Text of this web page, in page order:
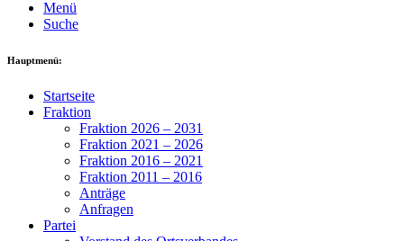
Menü
Suche
Hauptmenü:
Startseite
Fraktion
Fraktion 2026 – 2031
Fraktion 2021 – 2026
Fraktion 2016 – 2021
Fraktion 2011 – 2016
Anträge
Anfragen
Partei